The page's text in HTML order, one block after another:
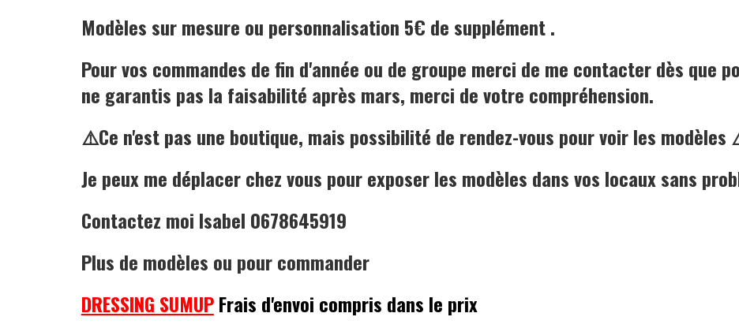
Modèles sur mesure ou personnalisation 5€ de supplément .
Pour vos commandes de fin d'année ou de groupe merci de me contacter dès que
ne garantis pas la faisabilité après mars, merci de votre compréhension.
⚠️Ce n'est pas une boutique, mais possibilité de rendez-vous pour voir les modèles
Je peux me déplacer chez vous pour exposer les modèles dans vos locaux sans
Contactez moi Isabel 0678645919
Plus de modèles ou pour commander
DRESSING SUMUP Frais d'envoi compris dans le prix